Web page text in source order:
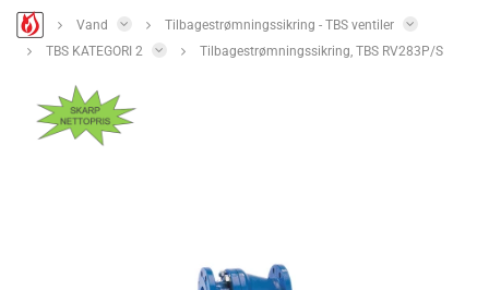
Vand
Tilbagestrømningssikring - TBS ventiler
TBS KATEGORI 2
Tilbagestrømningssikring, TBS RV283P/S